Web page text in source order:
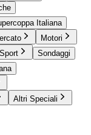
Italiana
Motori
Sondaggi
Altri Speciali